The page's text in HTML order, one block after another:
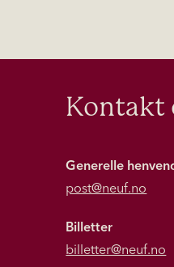
Kontakt
Generelle
post@neuf.no
Billetter
billetter@neuf.no